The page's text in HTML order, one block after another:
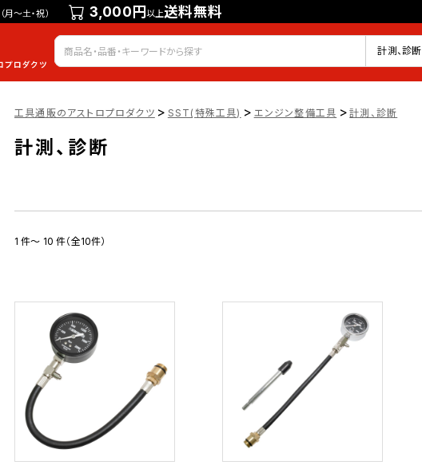
（月～土・祝） 3,000円以上送料無料
会員登録 ログイン お気に入り
計測、診断
工具通販のアストロプロダクツ > SST(特殊工具) > エンジン整備工具 > 計測、診断
計測、診断
1 件～ 10 件（全10件）